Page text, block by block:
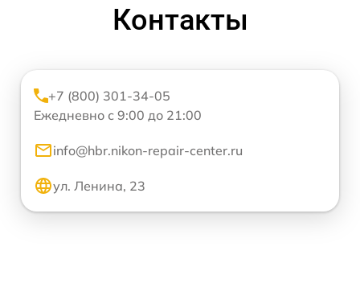
Контакты
+7 (800) 301-34-05
Ежедневно с 9:00 до 21:00
info@hbr.nikon-repair-center.ru
ул. Ленина, 23